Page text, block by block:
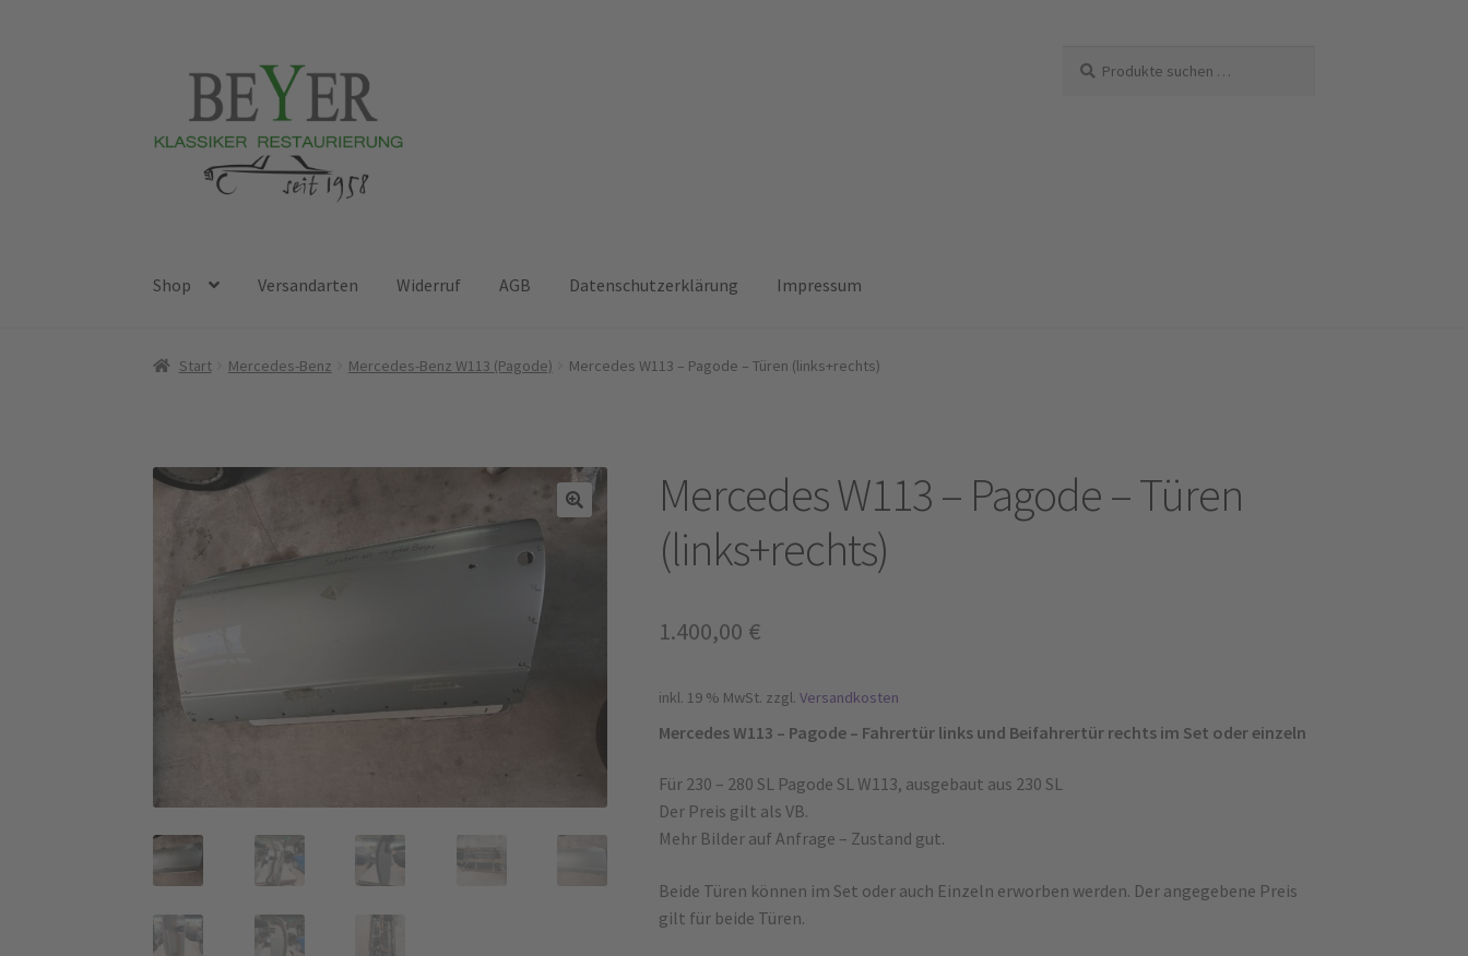
Navigation
springen
Inhalt
springen
nach:
Shop Versandarten Widerruf AGB Datenschutzerklärung Impressum
Start Datenschutzerklärung Versandarten Widerruf
Start Mercedes-Benz Mercedes-Benz W113 (Pagode) Mercedes W113 – Pagode – Türen (links+rechts)
Mercedes W113 – Pagode – Türen
(links+rechts)
1.400,00 €
inkl. 19 % MwSt. zzgl. Versandkosten
Mercedes W113 – Pagode – Fahrertür links und Beifahrertür rechts im Set oder einzeln
Für 230 – 280 SL Pagode SL W113, ausgebaut aus 230 SL
Der Preis gilt als VB.
Mehr Bilder auf Anfrage – Zustand gut.
Beide Türen können im Set oder auch Einzeln erworben werden. Der angegebene Preis
gilt für beide Türen.